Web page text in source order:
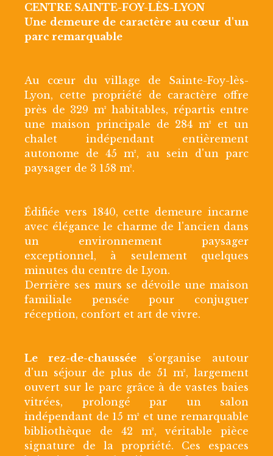
CENTRE SAINTE-FOY-LÈS-LYON
Une demeure de caractère au cœur d'un
parc remarquable
Au cœur du village de Sainte-Foy-lès-
Lyon, cette propriété de caractère offre
près de 329 m² habitables, répartis entre
une maison principale de 284 m² et un
chalet indépendant entièrement
autonome de 45 m², au sein d'un parc
paysager de 3 158 m².
Édifiée vers 1840, cette demeure incarne
avec élégance le charme de l'ancien dans
un environnement paysager
exceptionnel, à seulement quelques
minutes du centre de Lyon.
Derrière ses murs se dévoile une maison
familiale pensée pour conjuguer
réception, confort et art de vivre.
Le rez-de-chaussée s'organise autour
d'un séjour de plus de 51 m², largement
ouvert sur le parc grâce à de vastes baies
vitrées, prolongé par un salon
indépendant de 15 m² et une remarquable
bibliothèque de 42 m², véritable pièce
signature de la propriété. Ces espaces